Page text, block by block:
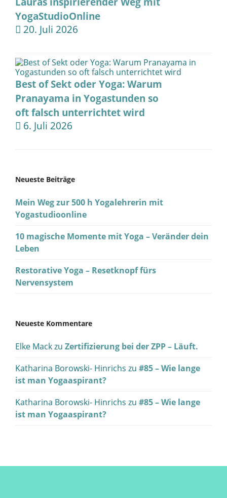
YogaStudioOnline
20. Juli 2026
Best of Sekt oder Yoga: Warum
Pranayama in Yogastunden so
oft falsch unterrichtet wird
6. Juli 2026
Neueste Beiträge
Mein Weg zur 500 h Yogalehrerin mit
Yogastudioonline
10 magische Momente mit Yoga – Veränder dein
Leben
Restorative Yoga – Resetknopf fürs
Nervensystem
Neueste Kommentare
Elke Mackzu Zertifizierung bei der ZPP – Läuft.
Katharina Borowski- Hinrichs zu #85 – Wie lange
ist man Yogaaspirant?
Katharina Borowski- Hinrichs zu #85 – Wie lange
ist man Yogaaspirant?